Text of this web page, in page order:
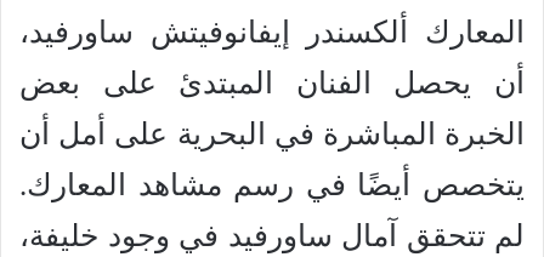
المعارك ألكسندر إيفانوفيتش ساورفيد،
أن يحصل الفنان المبتدئ على بعض
الخبرة المباشرة في البحرية على أمل أن
يتخصص أيضًا في رسم مشاهد المعارك.
لم تتحقق آمال ساورفيد في وجود خليفة،